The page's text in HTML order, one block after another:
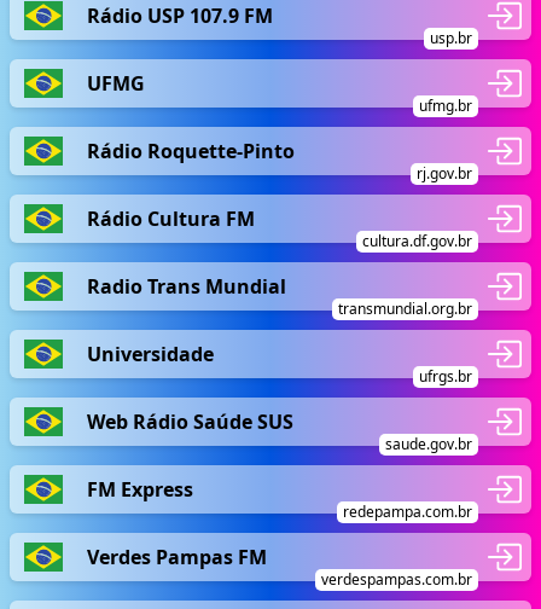
Rádio USP 107.9 FM
usp.br
UFMG
ufmg.br
Rádio Roquette-Pinto
rj.gov.br
Rádio Cultura FM
cultura.df.gov.br
Radio Trans Mundial
transmundial.org.br
Universidade
ufrgs.br
Web Rádio Saúde SUS
saude.gov.br
FM Express
redepampa.com.br
Verdes Pampas FM
verdespampas.com.br